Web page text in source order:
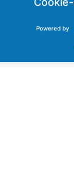
Powered by